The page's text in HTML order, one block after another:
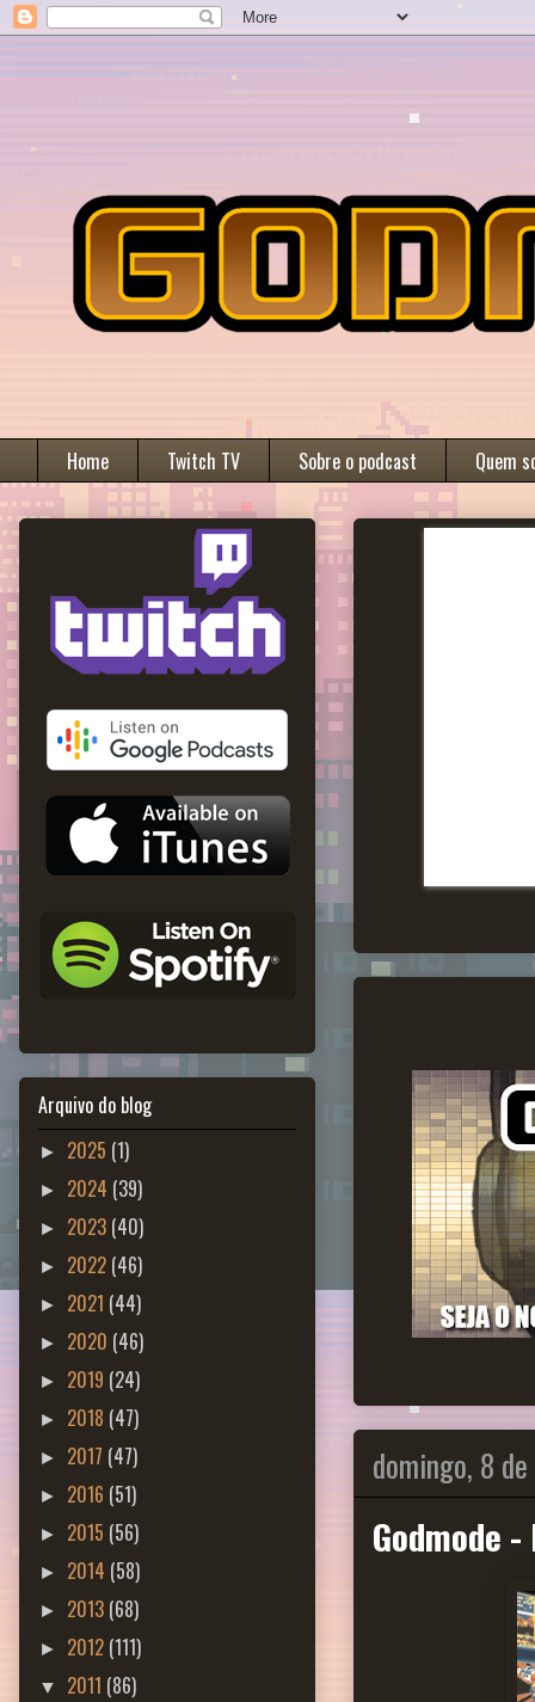
Home Twitch TV Sobre o podcast Quem
domingo, 8
Godmode
Arquivo do blog
► 2025 (1)
► 2024 (39)
► 2023 (40)
► 2022 (46)
► 2021 (44)
► 2020 (46)
► 2019 (24)
► 2018 (47)
► 2017 (47)
► 2016 (51)
► 2015 (56)
► 2014 (58)
► 2013 (68)
► 2012 (111)
▼ 2011 (86)